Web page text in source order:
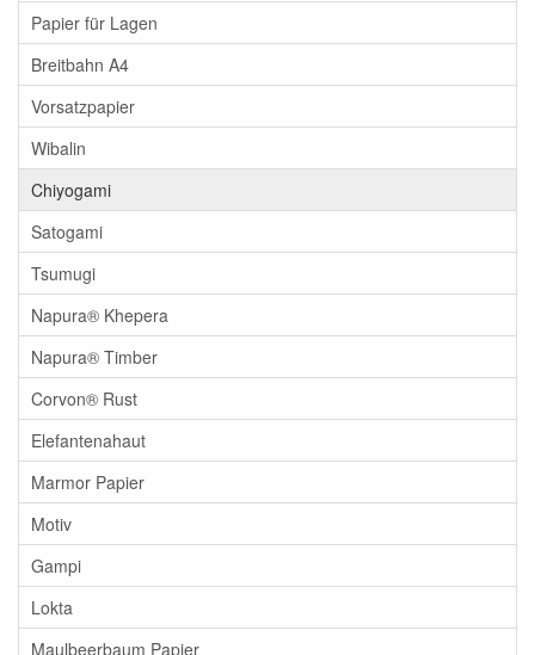
Papier für Lagen
Breitbahn A4
Vorsatzpapier
Wibalin
Chiyogami
Satogami
Tsumugi
Napura® Khepera
Napura® Timber
Corvon® Rust
Elefantenahaut
Marmor Papier
Motiv
Gampi
Lokta
Maulbeerbaum Papier